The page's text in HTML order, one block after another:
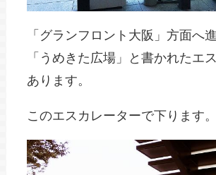
「グランフロント大阪」方面へ
「うめきた広場」と書かれたエ
あります。
このエスカレーターで下ります。